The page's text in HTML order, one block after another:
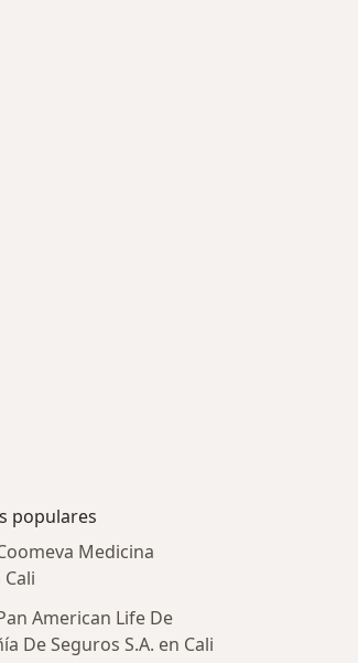
populares
Medicina
American Life De
De Seguros S.A. en Cali